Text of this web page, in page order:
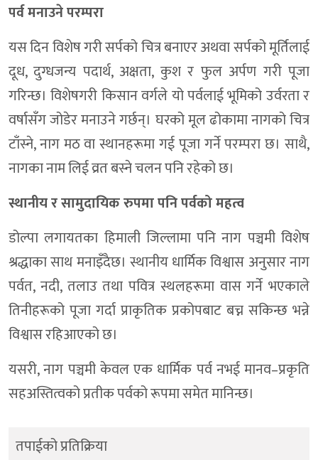
पर्व मनाउने परम्परा
यस दिन विशेष गरी सर्पको चित्र बनाएर अथवा सर्पको मूर्तिलाई
दूध, दुग्धजन्य पदार्थ, अक्षता, कुश र फुल अर्पण गरी पूजा
गरिन्छ। विशेषगरी किसान वर्गले यो पर्वलाई भूमिको उर्वरता र
वर्षासँग जोडेर मनाउने गर्छन्। घरको मूल ढोकामा नागको चित्र
टाँस्ने, नाग मठ वा स्थानहरूमा गई पूजा गर्ने परम्परा छ। साथै,
नागका नाम लिई व्रत बस्ने चलन पनि रहेको छ।
स्थानीय र सामुदायिक रुपमा पनि पर्वको महत्व
डोल्पा लगायतका हिमाली जिल्लामा पनि नाग पञ्चमी विशेष
श्रद्धाका साथ मनाइँदैछ। स्थानीय धार्मिक विश्वास अनुसार नाग
पर्वत, नदी, तलाउ तथा पवित्र स्थलहरूमा वास गर्ने भएकाले
तिनीहरूको पूजा गर्दा प्राकृतिक प्रकोपबाट बच्न सकिन्छ भन्ने
विश्वास रहिआएको छ।
यसरी, नाग पञ्चमी केवल एक धार्मिक पर्व नभई मानव–प्रकृति
सहअस्तित्वको प्रतीक पर्वको रूपमा समेत मानिन्छ।
तपाईको प्रतिक्रिया